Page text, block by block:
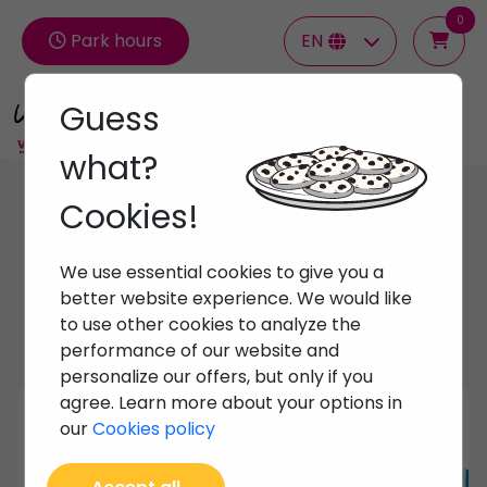
Park hours EN
0
OffersSpecials
PortAventura Park
Buenos días, Os
Guess
what?
Cookies!
We use essential cookies to give you a
better website experience. We would like
to use other cookies to analyze the
performance of our website and
personalize our offers, but only if you
agree. Learn more about your options in
ourCookies policy